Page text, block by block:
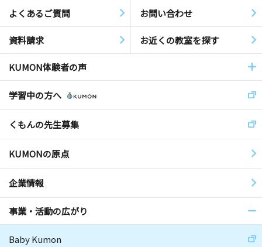
よくあるご質問 お問い合わせ
資料請求 お近くの教室を探す
KUMON体験者の声
学習中の方へ
くもんの先生募集
KUMONの原点
企業情報
事業・活動の広がり
Baby Kumon